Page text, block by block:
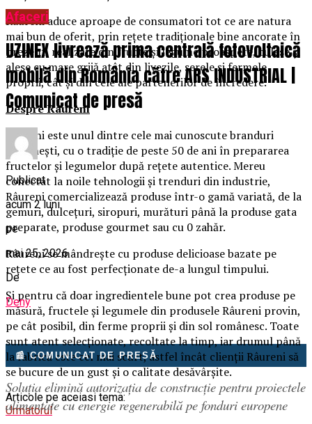
Râureni aduce aproape de consumatori tot ce are natura
mai bun de oferit, prin rețete tradiționale bine ancorate în
prezent, realizate din fructe și legume proaspete, culese și
alese cu mare grijă atât din livezile, serele și fermele
proprii, cât și din cele ale partenerilor de încredere.
Despre Râureni
Râureni este unul dintre cele mai cunoscute branduri
românești, cu o tradiție de peste 50 de ani în prepararea
fructelor și legumelor după rețete autentice. Mereu
conectat la noile tehnologii și trenduri din industrie,
Râureni comercializează produse într-o gamă variată, de la
gemuri, dulcețuri, siropuri, murături până la produse gata
preparate, produse gourmet sau cu 0 zahăr.
Râureni se mândrește cu produse delicioase bazate pe
rețete ce au fost perfecționate de-a lungul timpului.
Și pentru că doar ingredientele bune pot crea produse pe
măsură, fructele și legumele din produsele Râureni provin,
pe cât posibil, din ferme proprii și din sol românesc. Toate
sunt atent selecționate, recoltate la timp, iar drumul până
la fabrică este cel mai scurt, astfel încât clienții Râureni să
se bucure de un gust și o calitate desăvârșite.
Articole pe aceiasi tema:
Urmatorul
Afaceri
UZINEX livrează prima centrală fotovoltaică
mobilă din România către ARS INDUSTRIAL |
Comunicat de presă
Publicat
acum 2 luni
pe
mai 25, 2026
De
Deny
📰 COMUNICAT DE PRESĂ
Soluția elimină autorizația de construcție pentru proiectele
alimentate cu energie regenerabilă pe fonduri europene